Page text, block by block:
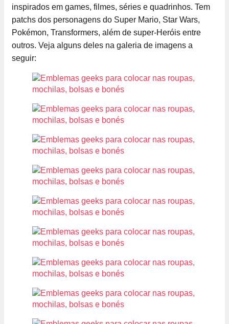
inspirados em games, filmes, séries e quadrinhos. Tem
patchs dos personagens do Super Mario, Star Wars,
Pokémon, Transformers, além de super-Heróis entre
outros. Veja alguns deles na galeria de imagens a
seguir: